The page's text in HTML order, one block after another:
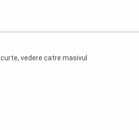
vedere catre masivul